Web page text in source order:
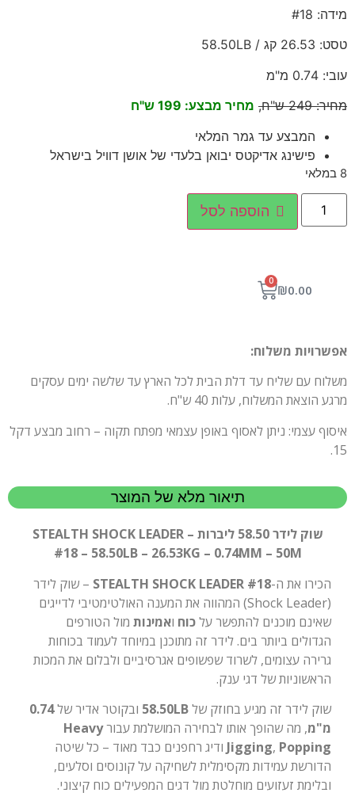
מידה: #18
טסט: 26.53 קג / 58.50LB
עובי: 0.74 מ"מ
מחיר: 249 ש"ח,
מחיר מבצע: 199 ש"ח
המבצע עד גמר המלאי
פישינג אדיקטס יבואן בלעדי של אושן דוויל בישראל
8 במלאי
הוספה לסל
₪0.00
0
אפשרויות משלוח:
משלוח עם שליח עד דלת הבית לכל הארץ עד שלשה ימים עסקים
מרגע הוצאת המשלוח, עלות 40 ש"ח.
איסוף עצמי: ניתן לאסוף באופן עצמאי מפתח תקוה – רחוב מבצע דקל
15.
תיאור מלא של המוצר
שוק לידר 58.50 ליברות – STEALTH SHOCK LEADER
#18 – 58.50LB – 26.53KG – 0.74MM – 50M
הכירו את ה-STEALTH SHOCK LEADER #18 – שוק לידר
(Shock Leader) המהווה את המענה האולטימטיבי לדייגים
שאינם מוכנים להתפשר עלכוח ואמינות מול הטורפים
הגדולים ביותר בים. לידר זה מתוכנן במיוחד לעמוד בכוחות
גרירה עצומים, לשרוד שפשופים אגרסיביים ולבלום את המכות
הראשוניות של דגי ענק.
שוק לידר זה מגיע בחוזק של58.50LB ובקוטר אדיר של0.74
מ"מ, מה שהופך אותו לבחירה המושלמת עבורHeavy
Jigging, Popping
ודיג רחפנים כבד מאוד – כל שיטה
הדורשת עמידות מקסימלית לשחיקה על קונוסים וסלעים,
ובלימת זעזועים מוחלטת מול דגים המפעילים כוח קיצוני.